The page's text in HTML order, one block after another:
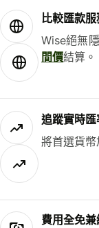
比較匯款
Wise絕無
間價結算。
追蹤實時匯
將首選貨
費用全免